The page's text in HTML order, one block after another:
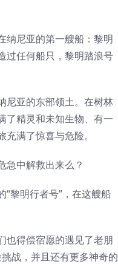
纳尼亚的第一艘船：黎明
过任何船只，黎明踏浪号
尼亚的东部领土。在树林
了精灵和未知生物、有一
满了惊喜与危险。
急中解救出来么？
黎明行者号”，在这艘船
也得偿宿愿的遇见了老朋
战，并且还有更多神奇的